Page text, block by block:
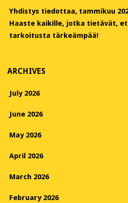
Yhdistys tiedottaa, tammikuu
Haaste kaikille, jotka tietävät,
tarkoitusta tärkeämpää!
ARCHIVES
July 2026
June 2026
May 2026
April 2026
March 2026
February 2026